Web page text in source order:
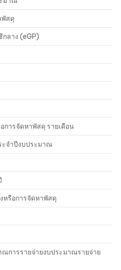
พัสดุ
ลาง (eGP)
การจัดหาพัสดุ รายเดือน
ะจำปีงบประมาณ
หรือการจัดหาพัสดุ
ณการรายจ่ายงบประมาณรายจ่าย